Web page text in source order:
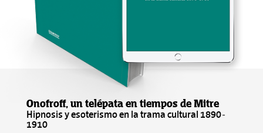
Onofroff, un telépata en tiempos de Mitre
Hipnosis y esoterismo en la trama cultural 1890-
1910